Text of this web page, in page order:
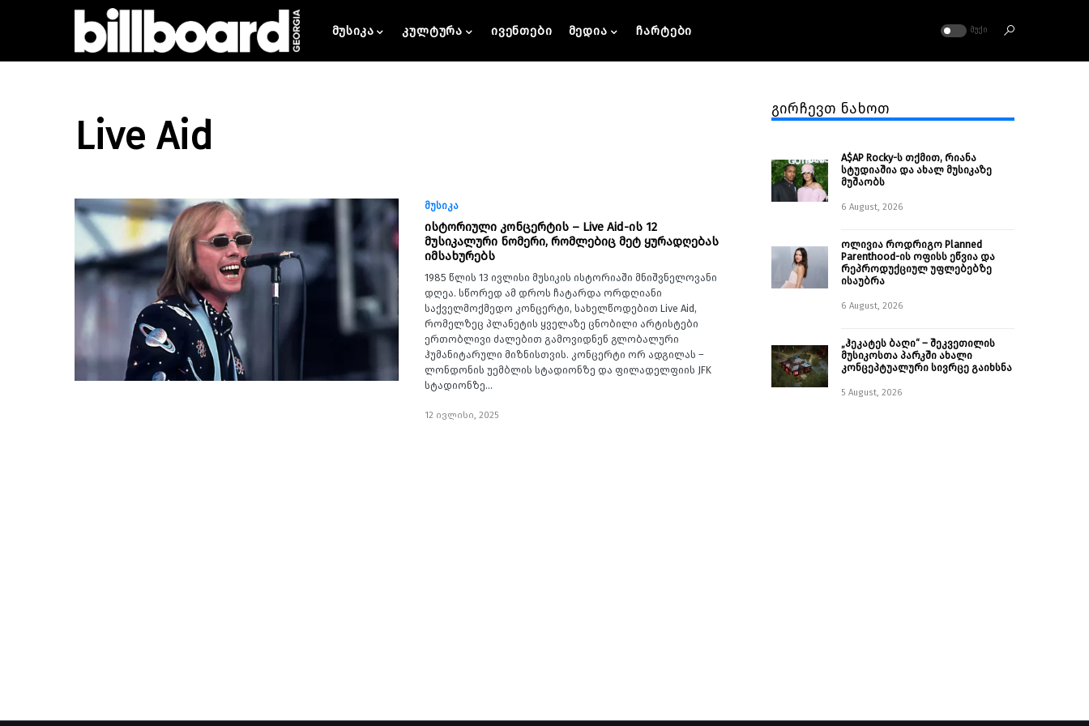
მუსიკა კულტურა ივენთები მედია ჩარტები ᲛᲣᲥᲘ
Live Aid
მუსიკა
ისტორიული კონცერტის – Live Aid-ის 12
მუსიკალური ნომერი, რომლებიც მეტ ყურადღებას
იმსახურებს
1985 წლის 13 ივლისი მუსიკის ისტორიაში მნიშვნელოვანი
დღეა. სწორედ ამ დროს ჩატარდა ორდღიანი
საქველმოქმედო კონცერტი, სახელწოდებით Live Aid,
რომელზეც პლანეტის ყველაზე ცნობილი არტისტები
ერთობლივი ძალებით გამოვიდნენ გლობალური
ჰუმანიტარული მიზნისთვის. კონცერტი ორ ადგილას –
ლონდონის უემბლის სტადიონზე და ფილადელფიის JFK
სტადიონზე…
12 ივლისი, 2025
გირჩევთ ნახოთ
A$AP Rocky-ს თქმით, რიანა
სტუდიაშია და ახალ მუსიკაზე
მუშაობს
6 August, 2026
ოლივია როდრიგო Planned
Parenthood-ის ოფისს ეწვია და
რეპროდუქციულ უფლებებზე
ისაუბრა
6 August, 2026
„ჰეკატეს ბაღი“ – შეკვეთილის
მუსიკოსთა პარკში ახალი
კონცეპტუალური სივრცე გაიხსნა ￼
5 August, 2026